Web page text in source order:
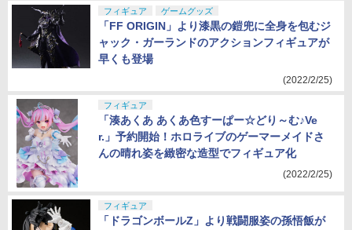
フィギュア ゲームグッズ
「FF ORIGIN」より漆黒の鎧兜に全身を包むジ
ャック・ガーランドのアクションフィギュアが
早くも登場
(2022/2/25)
フィギュア
「湊あくあ あくあ色すーぱー☆どり～む♪Ve
r.」予約開始！ホロライブのゲーマーメイドさ
んの晴れ姿を緻密な造型でフィギュア化
(2022/2/25)
フィギュア
「ドラゴンボールZ」より戦闘服姿の孫悟飯が